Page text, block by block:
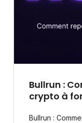
Bullrun :
crypto à
Bullrun :